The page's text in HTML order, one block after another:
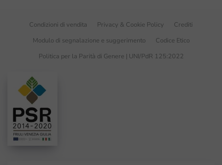
Condizioni di vendita Privacy & Cookie Policy
Crediti
Modulo di segnalazione e suggerimento
Codice Etico
Politica per la Parità di Genere | UNI/PdR 125:2022